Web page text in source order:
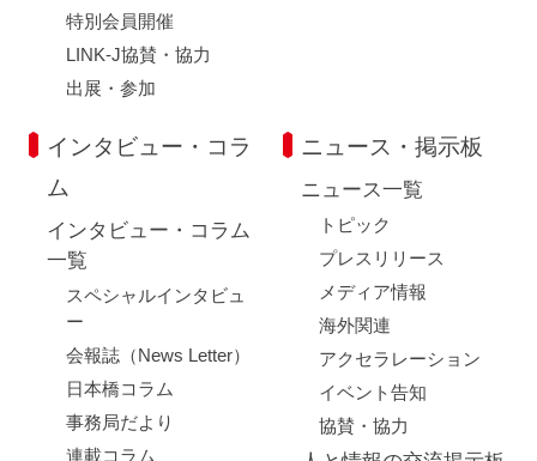
特別会員開催
LINK-J協賛・協力
出展・参加
インタビュー・コラ
ム
インタビュー・コラム
一覧
スペシャルインタビュ
ー
会報誌（News Letter）
日本橋コラム
事務局だより
連載コラム
ニュース・掲示板
ニュース一覧
トピック
プレスリリース
メディア情報
海外関連
アクセラレーション
イベント告知
協賛・協力